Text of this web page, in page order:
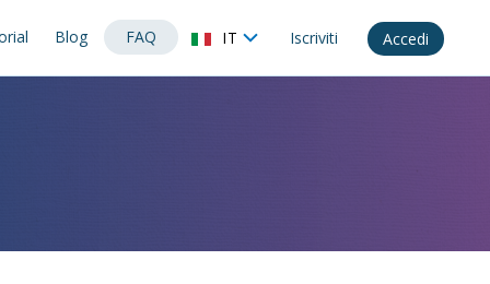
IT Iscriviti Accedi
Blog FAQ